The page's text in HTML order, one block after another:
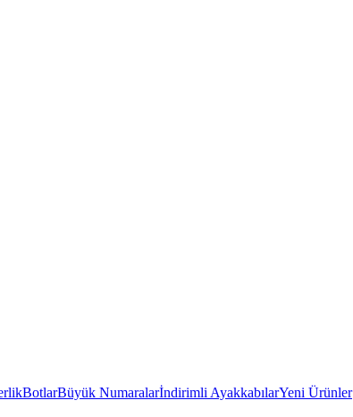
BotlarBüyük Numaralarİndirimli AyakkabılarYeni Ürünler